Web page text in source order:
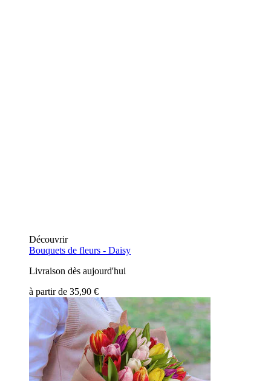
Découvrir
Bouquets de fleurs - Daisy
Livraison dès aujourd'hui
à partir de 35,90 €